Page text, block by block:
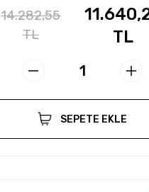
14.282,55
TL
TL
SEPETE EKLE